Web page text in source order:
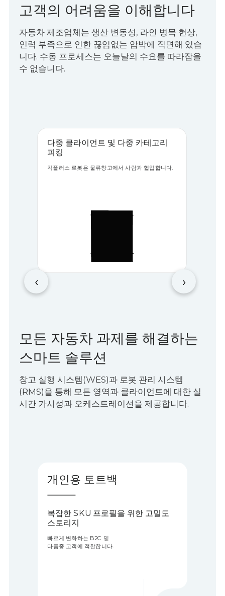
고객의 어려움을 이해합니다
자동차 제조업체는 생산 변동성, 라인 병목 현상,
인력 부족으로 인한 끊임없는 압박에 직면해 있습
니다. 수동 프로세스는 오늘날의 수요를 따라잡을
수 없습니다.
다중 클라이언트 및 다중 카테고리
피킹
긱플러스 로봇은 물류창고에서 사람과 협업합니다.
‹ ›
모든 자동차 과제를 해결하는
스마트 솔루션
창고 실행 시스템(WES)과 로봇 관리 시스템
(RMS)을 통해 모든 영역과 클라이언트에 대한 실
시간 가시성과 오케스트레이션을 제공합니다.
개인용 토트백
복잡한 SKU 프로필을 위한 고밀도
스토리지
빠르게 변화하는 B2C 및
다품종 고객에 적합합니다.